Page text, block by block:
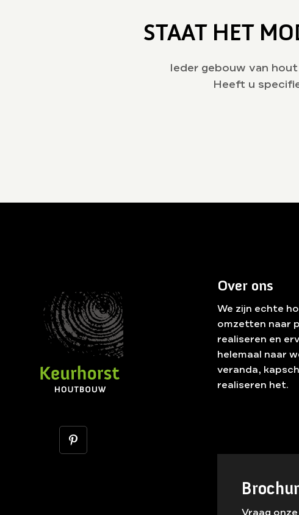
STAAT HET
Ieder gebouw van
Heeft u
Over ons
We zijn echte
omzetten naar
realiseren en
helemaal naar
veranda,
realiseren het.